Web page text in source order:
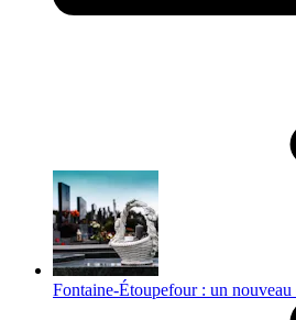
Fontaine-Étoupefour : un